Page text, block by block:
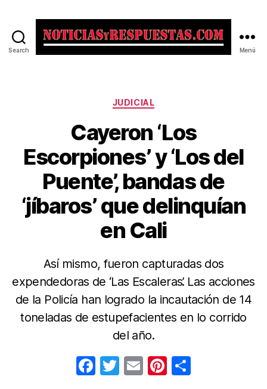
Search Menú
Categorías
JUDICIAL
Cayeron ‘Los
Escorpiones’ y ‘Los del
Puente’, bandas de
‘jíbaros’ que delinquían
en Cali
Así mismo, fueron capturadas dos
expendedoras de ‘Las Escaleras’. Las acciones
de la Policía han logrado la incautación de 14
toneladas de estupefacientes en lo corrido
del año.
F T E Pi